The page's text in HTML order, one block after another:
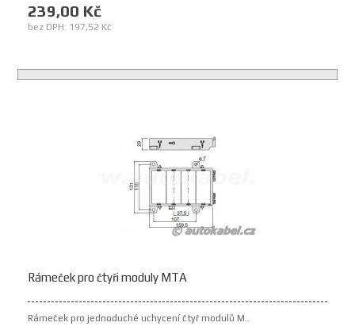
239,00 Kč
bez DPH: 197,52 Kč
Rámeček pro čtyři moduly MTA
Rámeček pro jednoduché uchycení čtyř modulů M..